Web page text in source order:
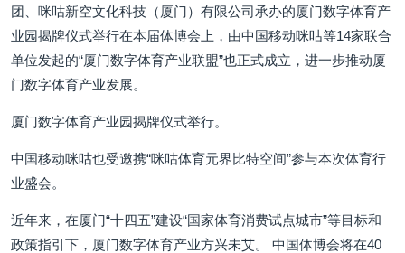
团、咪咕新空文化科技（厦门）有限公司承办的厦门数字体育产
业园揭牌仪式举行在本届体博会上，由中国移动咪咕等14家联合
单位发起的“厦门数字体育产业联盟”也正式成立，进一步推动厦
门数字体育产业发展。
厦门数字体育产业园揭牌仪式举行。
中国移动咪咕也受邀携“咪咕体育元界比特空间”参与本次体育行
业盛会。
近年来，在厦门“十四五”建设“国家体育消费试点城市”等目标和
政策指引下，厦门数字体育产业方兴未艾。 中国体博会将在40